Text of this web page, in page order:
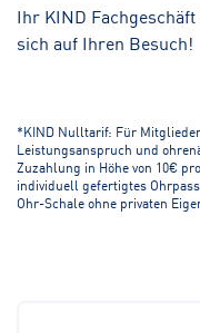
Ihr KIND
sich auf Ihren Besuch!
*KIND Nulltarif: Für
Leistungsanspruch und
Zuzahlung in Höhe von 10€
individuell gefertigtes
Ohr-Schale ohne privaten